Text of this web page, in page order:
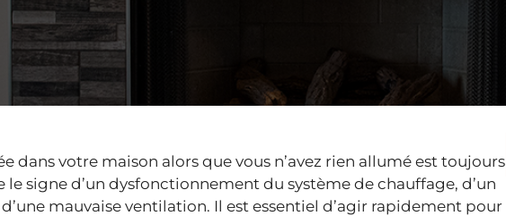
dans votre maison alors que vous n’avez rien allumé est toujours
signe d’un dysfonctionnement du système de chauffage, d’un
mauvaise ventilation. Il est essentiel d’agir rapidement pour